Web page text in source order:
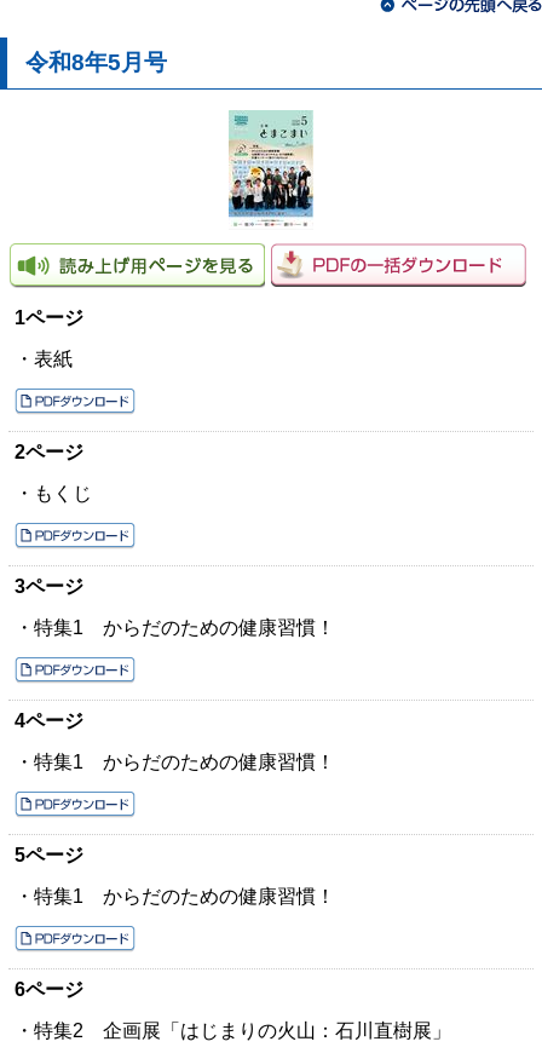
令和8年5月号
1ページ
・表紙
2ページ
・もくじ
3ページ
・特集1 からだのための健康習慣！
4ページ
・特集1 からだのための健康習慣！
5ページ
・特集1 からだのための健康習慣！
6ページ
・特集2 企画展「はじまりの火山：石川直樹展」